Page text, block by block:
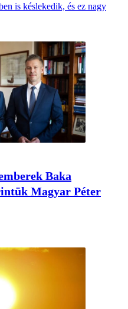
is késlekedik, és ez nagy
Baka
Magyar Péter